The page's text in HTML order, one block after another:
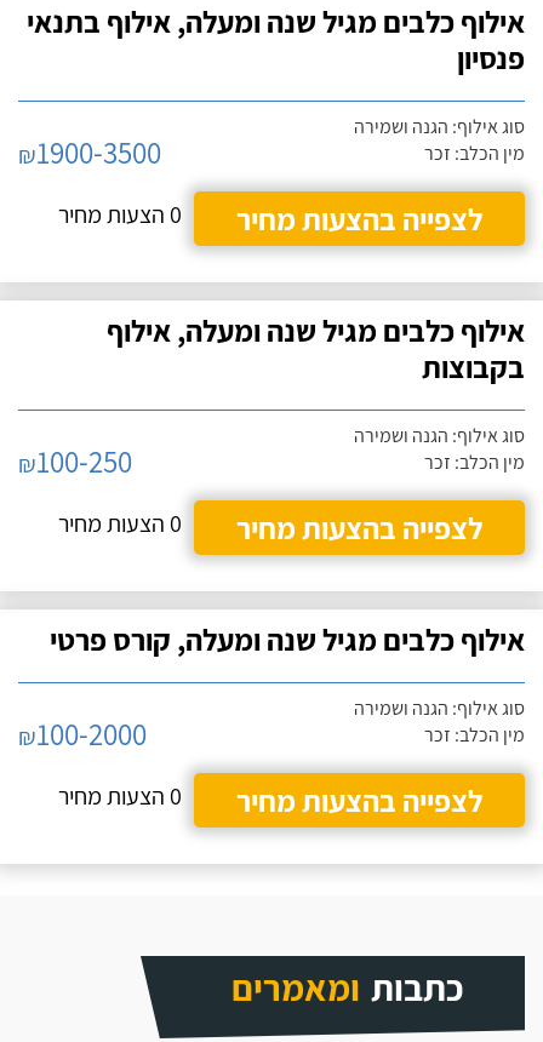
אילוף כלבים מגיל שנה ומעלה, אילוף בתנאי
פנסיון
סוג אילוף: הגנה ושמירה
מין הכלב: זכר
₪1900-3500
לצפייה בהצעות מחיר
0 הצעות מחיר
אילוף כלבים מגיל שנה ומעלה, אילוף
בקבוצות
סוג אילוף: הגנה ושמירה
מין הכלב: זכר
₪100-250
לצפייה בהצעות מחיר
0 הצעות מחיר
אילוף כלבים מגיל שנה ומעלה, קורס פרטי
סוג אילוף: הגנה ושמירה
מין הכלב: זכר
₪100-2000
לצפייה בהצעות מחיר
0 הצעות מחיר
כתבות ומאמרים